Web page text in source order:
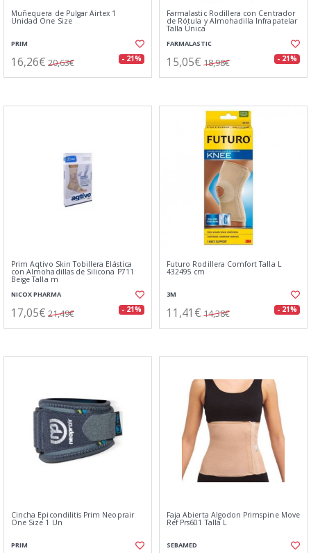
Muñequera de Pulgar Airtex 1
Unidad One Size
PRIM
16,26€ 20,63€ - 21%
Farmalastic Rodillera con Centrador
de Rótula y Almohadilla Infrapatelar
Talla Única
FARMALASTIC
15,05€ 18,98€ - 21%
Prim Aqtivo Skin Tobillera Elástica
con Almohadillas de Silicona P711
Beige Talla m
NICOX PHARMA
17,05€ 21,49€ - 21%
Futuro Rodillera Comfort Talla L
432495 cm
3M
11,41€ 14,38€ - 21%
Cincha Epicondilitis Prim Neoprair
One Size 1 Un
PRIM
Faja Abierta Algodon Primspine Move
Ref Prs601 Talla L
SEBAMED